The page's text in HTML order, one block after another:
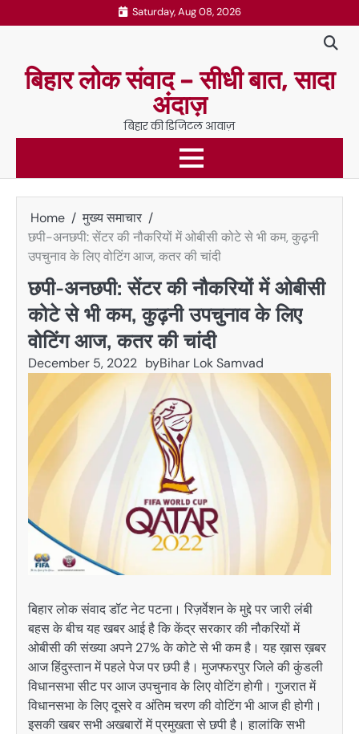
to
Saturday, Aug 08, 2026
बिहार लोक संवाद – सीधी बात, सादा
अंदाज़
बिहार की डिजिटल आवाज़
Home
मुख्य समाचार
छपी-अनछपी: सेंटर की नौकरियों में ओबीसी कोटे से भी कम, कुढ़नी
उपचुनाव के लिए वोटिंग आज, कतर की चांदी
छपी-अनछपी: सेंटर की नौकरियों में ओबीसी
कोटे से भी कम, कुढ़नी उपचुनाव के लिए
वोटिंग आज, कतर की चांदी
December 5, 2022 byBihar Lok Samvad
बिहार लोक संवाद डॉट नेट पटना। रिज़र्वेशन के मुद्दे पर जारी लंबी
बहस के बीच यह खबर आई है कि केंद्र सरकार की नौकरियों में
ओबीसी की संख्या अपने 27% के कोटे से भी कम है। यह ख़ास ख़बर
आज हिंदुस्तान में पहले पेज पर छपी है। मुजफ्फरपुर जिले की कुंडली
विधानसभा सीट पर आज उपचुनाव के लिए वोटिंग होगी। गुजरात में
विधानसभा के लिए दूसरे व अंतिम चरण की वोटिंग भी आज ही होगी।
इसकी खबर सभी अखबारों में प्रमुखता से छपी है। हालांकि सभी